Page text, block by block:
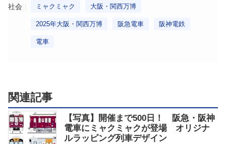
社会 ミャクミャク 大阪・関西万博
2025年大阪・関西万博 阪急電車 阪神電鉄
電車
関連記事
【写真】開催まで500日！ 阪急・阪神
電車にミャクミャクが登場 オリジナ
ルラッピング列車デザイン